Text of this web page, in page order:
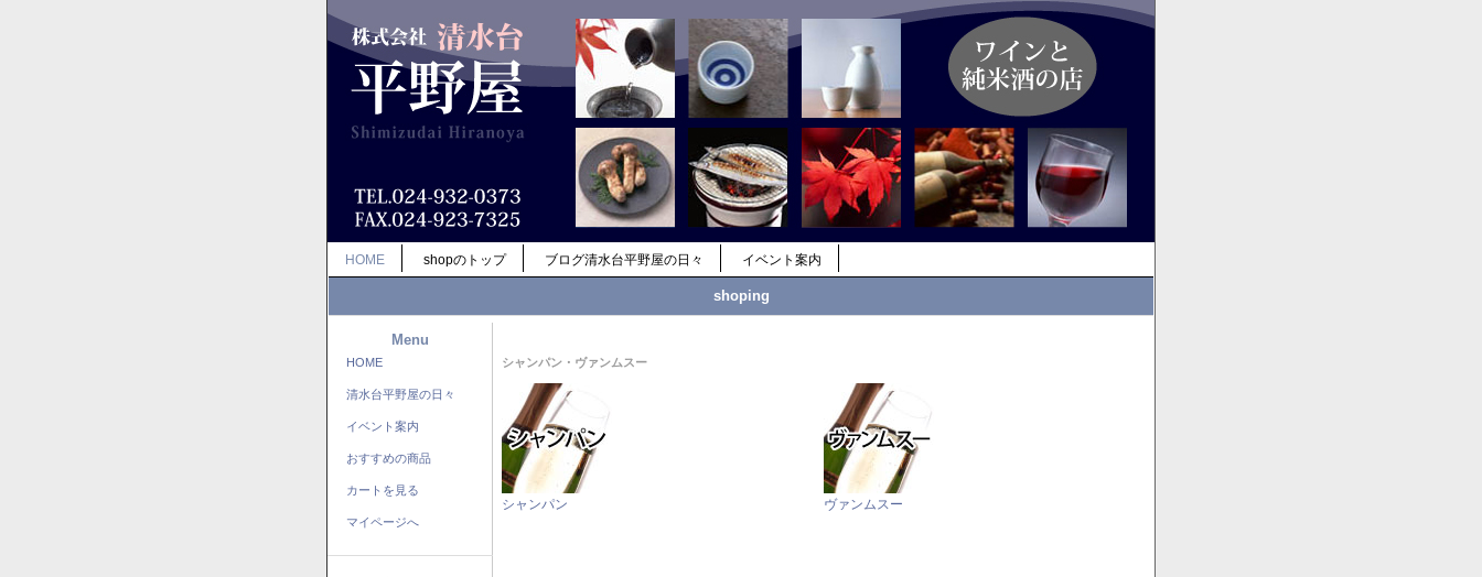
HOME shopのトップ ブログ清水台平野屋の日々 イベント案内
shoping
Menu
HOME
清水台平野屋の日々
イベント案内
おすすめの商品
カートを見る
マイページへ
シャンパン・ヴァンムスー
シャンパン ヴァンムスー